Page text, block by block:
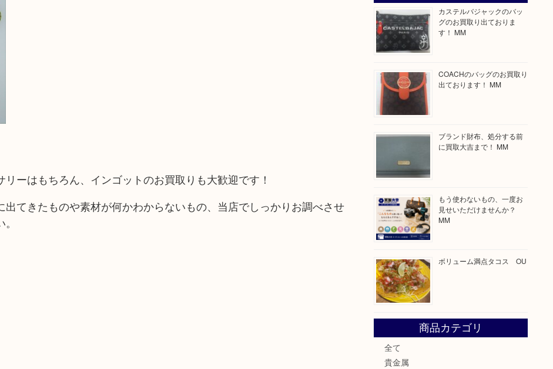
ーはもちろん、インゴットのお買取りも大歓迎です！
てきたものや素材が何かわからないもの、当店でしっかりお調べさせ
カステルバジャックのバッ
グのお買取り出ておりま
す！ MM
COACHのバッグのお買取り
出ております！ MM
ブランド財布、処分する前
に買取大吉まで！ MM
もう使わないもの、一度お
見せいただけませんか？
MM
ボリューム満点タコス OU
商品カテゴリ
全て
貴金属